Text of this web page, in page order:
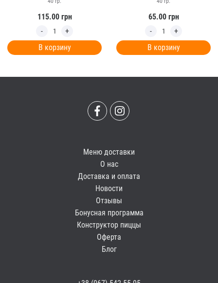
115.00грн
В корзину
65.00грн
В корзину
Меню доставки
О нас
Доставка и оплата
Новости
Отзывы
Бонусная программа
Конструктор пиццы
Оферта
Блог